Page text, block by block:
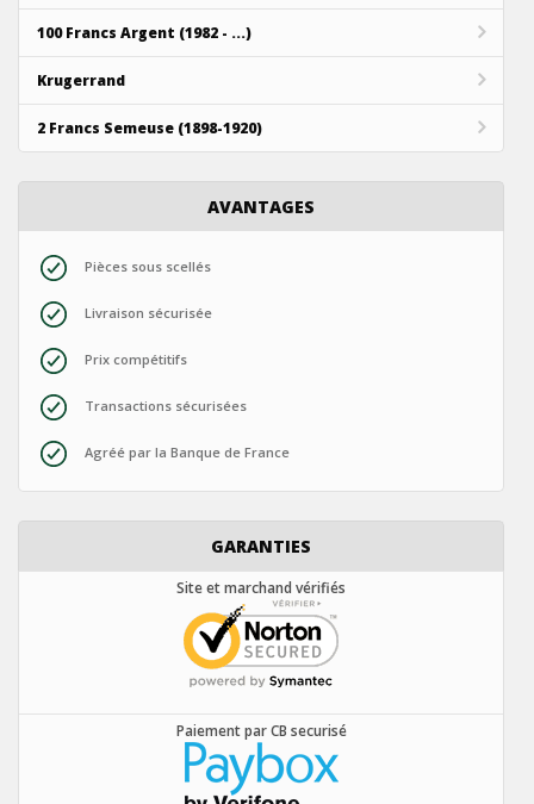
100 Francs Argent (1982 - ...)
Krugerrand
2 Francs Semeuse (1898-1920)
AVANTAGES
Pièces sous scellés
Livraison sécurisée
Prix compétitifs
Transactions sécurisées
Agréé par la Banque de France
GARANTIES
Site et marchand vérifiés
Paiement par CB securisé